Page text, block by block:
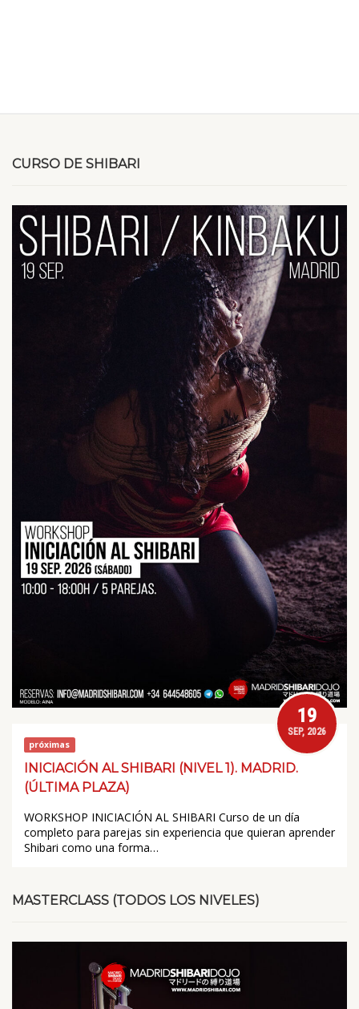
CURSO DE SHIBARI
próximas
19
SEP, 2026
INICIACIÓN AL SHIBARI (NIVEL 1). MADRID.
(ÚLTIMA PLAZA)
WORKSHOP INICIACIÓN AL SHIBARI Curso de un día
completo para parejas sin experiencia que quieran aprender
Shibari como una forma…
MASTERCLASS (TODOS LOS NIVELES)